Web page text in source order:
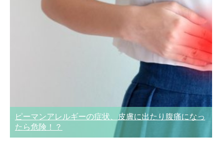
ピーマンアレルギーの症状、皮膚に出たり腹痛になっ
たら危険！？